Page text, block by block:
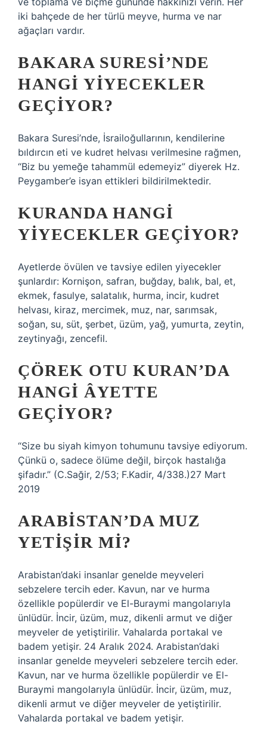
iki bahçede de her türlü meyve, hurma ve nar
ağaçları vardır.
BAKARA SURESI’NDE
HANGI YIYECEKLER
GEÇIYOR?
Bakara Suresi’nde, İsrailoğullarının, kendilerine
bıldırcın eti ve kudret helvası verilmesine rağmen,
“Biz bu yemeğe tahammül edemeyiz” diyerek Hz.
Peygamber’e isyan ettikleri bildirilmektedir.
KURANDA HANGI
YIYECEKLER GEÇIYOR?
Ayetlerde övülen ve tavsiye edilen yiyecekler
şunlardır: Kornişon, safran, buğday, balık, bal, et,
ekmek, fasulye, salatalık, hurma, incir, kudret
helvası, kiraz, mercimek, muz, nar, sarımsak,
soğan, su, süt, şerbet, üzüm, yağ, yumurta, zeytin,
zeytinyağı, zencefil.
ÇÖREK OTU KURAN’DA
HANGI ÂYETTE
GEÇIYOR?
“Size bu siyah kimyon tohumunu tavsiye ediyorum.
Çünkü o, sadece ölüme değil, birçok hastalığa
şifadır.” (C.Sağir, 2/53; F.Kadir, 4/338.)27 Mart
2019
ARABISTAN’DA MUZ
YETIŞIR MI?
Arabistan’daki insanlar genelde meyveleri
sebzelere tercih eder. Kavun, nar ve hurma
özellikle popülerdir ve El-Buraymi mangolarıyla
ünlüdür. İncir, üzüm, muz, dikenli armut ve diğer
meyveler de yetiştirilir. Vahalarda portakal ve
badem yetişir. 24 Aralık 2024. Arabistan’daki
insanlar genelde meyveleri sebzelere tercih eder.
Kavun, nar ve hurma özellikle popülerdir ve El-
Buraymi mangolarıyla ünlüdür. İncir, üzüm, muz,
dikenli armut ve diğer meyveler de yetiştirilir.
Vahalarda portakal ve badem yetişir.